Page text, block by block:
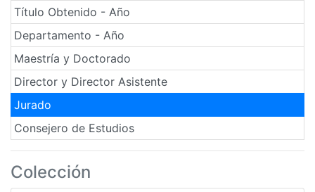
Título Obtenido - Año
Departamento - Año
Maestría y Doctorado
Director y Director Asistente
Jurado
Consejero de Estudios
Colección